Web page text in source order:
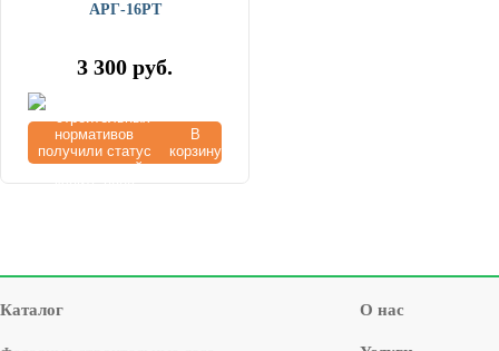
АРГ-16РТ
3 300 руб.
В
корзину
Каталог О нас